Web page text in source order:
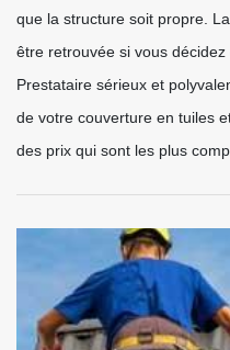
que la structure soit propre.
être retrouvée si vous
Prestataire sérieux et
de votre couverture en tuiles
des prix qui sont les plus